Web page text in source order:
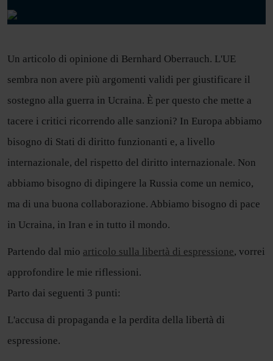
Un articolo di opinione di Bernhard Oberrauch. L'UE
sembra non avere più argomenti validi per giustificare il
sostegno alla guerra in Ucraina. È per questo che mette a
tacere i critici ricorrendo alle sanzioni? In Europa abbiamo
bisogno di Stati di diritto funzionanti e, a livello
internazionale, del rispetto del diritto internazionale. Non
abbiamo bisogno di dipingere la Russia come un nemico,
ma di una buona collaborazione. Abbiamo bisogno di pace
in Ucraina, in Iran e in tutto il mondo.
Partendo dal mio articolo sulla libertà di espressione, vorrei
approfondire le mie riflessioni.
Parto dai seguenti 3 punti:
L'accusa di propaganda e la perdita della libertà di
espressione.